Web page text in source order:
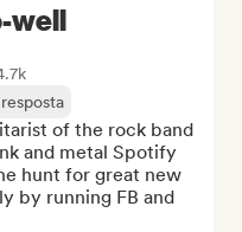
well
of the rock band
and metal Spotify
hunt for great new
by running FB and